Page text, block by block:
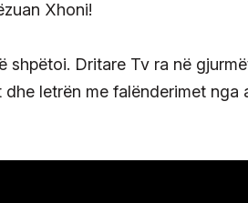
shpëtoi. Dritare Tv ra në
letrën me falënderimet nga